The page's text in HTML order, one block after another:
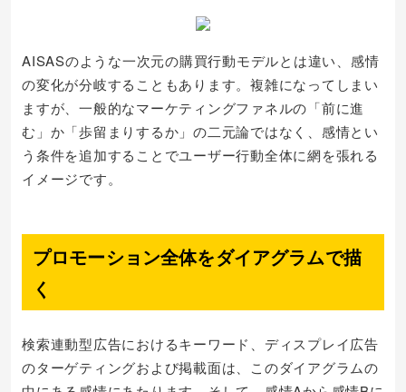
AISASのような一次元の購買行動モデルとは違い、感情
の変化が分岐することもあります。複雑になってしまい
ますが、一般的なマーケティングファネルの「前に進
む」か「歩留まりするか」の二元論ではなく、感情とい
う条件を追加することでユーザー行動全体に網を張れる
イメージです。
プロモーション全体をダイアグラムで描
く
検索連動型広告におけるキーワード、ディスプレイ広告
のターゲティングおよび掲載面は、このダイアグラムの